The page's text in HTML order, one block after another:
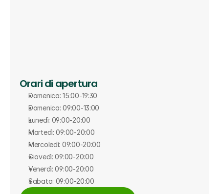
Orari di apertura
Domenica: 15:00-19:30
Domenica: 09:00-13:00
Lunedì: 09:00-20:00
Martedì: 09:00-20:00
Mercoledì: 09:00-20:00
Giovedì: 09:00-20:00
Venerdì: 09:00-20:00
Sabato: 09:00-20:00